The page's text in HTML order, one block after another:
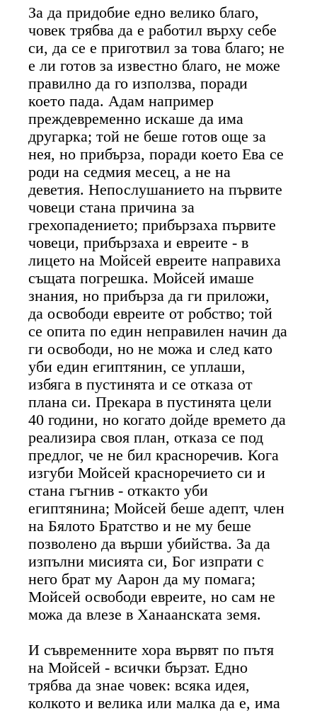
За да придобие едно велико благо,
човек трябва да е работил върху себе
си, да се е приготвил за това благо; не
е ли готов за известно благо, не може
правилно да го използва, поради
което пада. Адам например
преждевременно искаше да има
другарка; той не беше готов още за
нея, но прибърза, поради което Ева се
роди на седмия месец, а не на
деветия. Непослушанието на първите
човеци стана причина за
грехопадението; прибързаха първите
човеци, прибързаха и евреите - в
лицето на Мойсей евреите направиха
същата погрешка. Мойсей имаше
знания, но прибърза да ги приложи,
да освободи евреите от робство; той
се опита по един неправилен начин да
ги освободи, но не можа и след като
уби един египтянин, се уплаши,
избяга в пустинята и се отказа от
плана си. Прекара в пустинята цели
40 години, но когато дойде времето да
реализира своя план, отказа се под
предлог, че не бил красноречив. Кога
изгуби Мойсей красноречието си и
стана гъгнив - откакто уби
египтянина; Мойсей беше адепт, член
на Бялото Братство и не му беше
позволено да върши убийства. За да
изпълни мисията си, Бог изпрати с
него брат му Аарон да му помага;
Мойсей освободи евреите, но сам не
можа да влезе в Ханаанската земя.
И съвременните хора вървят по пътя
на Мойсей - всички бързат. Едно
трябва да знае човек: всяка идея,
колкото и велика или малка да е, има